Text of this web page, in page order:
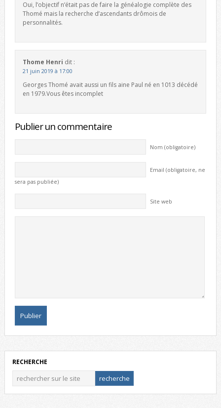
Oui, l’objectif n’était pas de faire la généalogie complète des
Thomé mais la recherche d’ascendants drômois de
personnalités.
Thome Henri dit :
21 juin 2019 à 17:00
Georges Thomé avait aussi un fils aine Paul né en 1013 décédé
en 1979.Vous êtes incomplet
Publier un commentaire
Nom (obligatoire)
Email (obligatoire, ne
sera pas publiée)
Site web
RECHERCHE